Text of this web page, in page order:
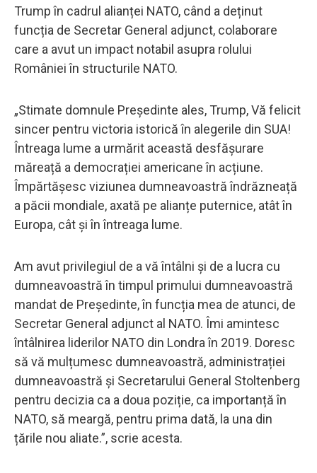
Trump în cadrul alianței NATO, când a deținut
funcția de Secretar General adjunct, colaborare
care a avut un impact notabil asupra rolului
României în structurile NATO.
„Stimate domnule Președinte ales, Trump, Vă felicit
sincer pentru victoria istorică în alegerile din SUA!
Întreaga lume a urmărit această desfășurare
măreață a democrației americane în acțiune.
Împărtășesc viziunea dumneavoastră îndrăzneață
a păcii mondiale, axată pe alianțe puternice, atât în
Europa, cât și în întreaga lume.
Am avut privilegiul de a vă întâlni și de a lucra cu
dumneavoastră în timpul primului dumneavoastră
mandat de Președinte, în funcția mea de atunci, de
Secretar General adjunct al NATO. Îmi amintesc
întâlnirea liderilor NATO din Londra în 2019. Doresc
să vă mulțumesc dumneavoastră, administrației
dumneavoastră și Secretarului General Stoltenberg
pentru decizia ca a doua poziție, ca importanță în
NATO, să meargă, pentru prima dată, la una din
țările nou aliate.”, scrie acesta.